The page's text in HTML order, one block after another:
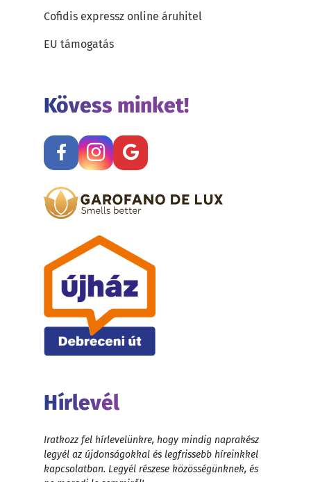
Cofidis expressz online áruhitel
EU támogatás
Kövess minket!
Hírlevél
Iratkozz fel hírlevelünkre, hogy mindig naprakész
legyél az újdonságokkal és legfrissebb híreinkkel
kapcsolatban. Legyél részese közösségünknek, és